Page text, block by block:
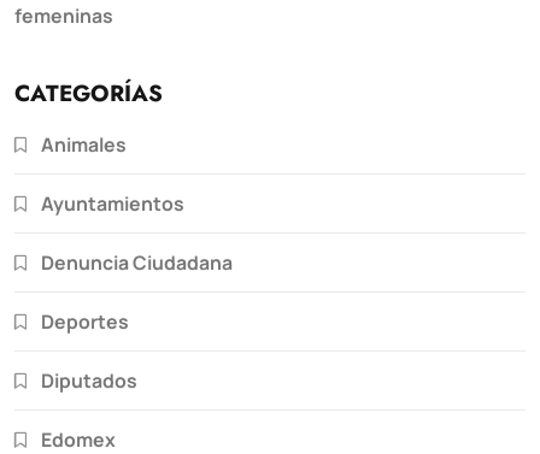
femeninas
CATEGORÍAS
Animales
Ayuntamientos
Denuncia Ciudadana
Deportes
Diputados
Edomex